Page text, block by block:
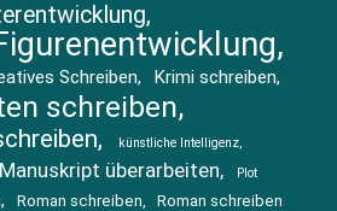
Schreiben Krimi schreiben
schreiben
künstliche Intelligenz
Manuskript überarbeiten
Plot
Roman schreiben
Roman schreiben